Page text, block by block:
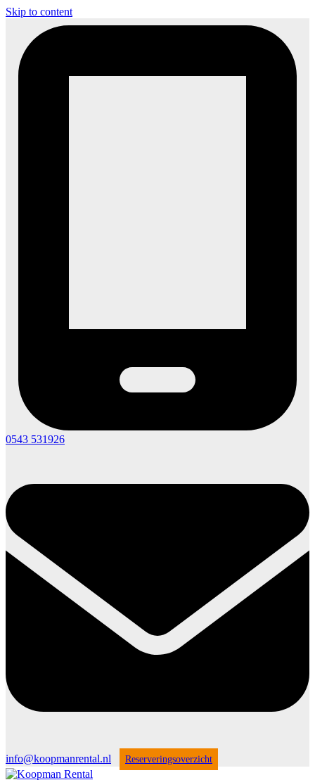
Skip to content
0543 531926
info@koopmanrental.nl Reserveringsoverzicht